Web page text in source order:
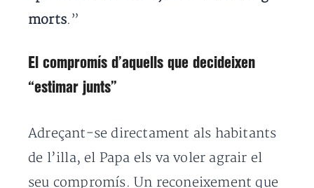
morts.”
El compromís d’aquells que decideixen
“estimar junts”
Adreçant-se directament als habitants
de l’illa, el Papa els va voler agrair el
seu compromís. Un reconeixement que